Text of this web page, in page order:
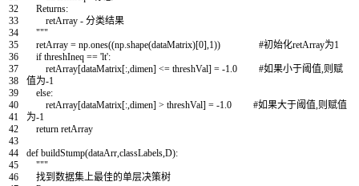
32
33
34
35
36
37
38
39
40
41
42
43
44
45
46
Returns:
retArray - 分类结果
"""
retArray = np.ones((np.shape(dataMatrix)[0],1))
#初始化retArray为1
if threshIneq == 'lt':
retArray[dataMatrix[:,dimen] <= threshVal] = -1.0
#如果小于阈值,则赋
值为-1
else:
retArray[dataMatrix[:,dimen] > threshVal] = -1.0
#如果大于阈值,则赋值
为-1
return retArray
def buildStump(dataArr,classLabels,D):
"""
找到数据集上最佳的单层决策树